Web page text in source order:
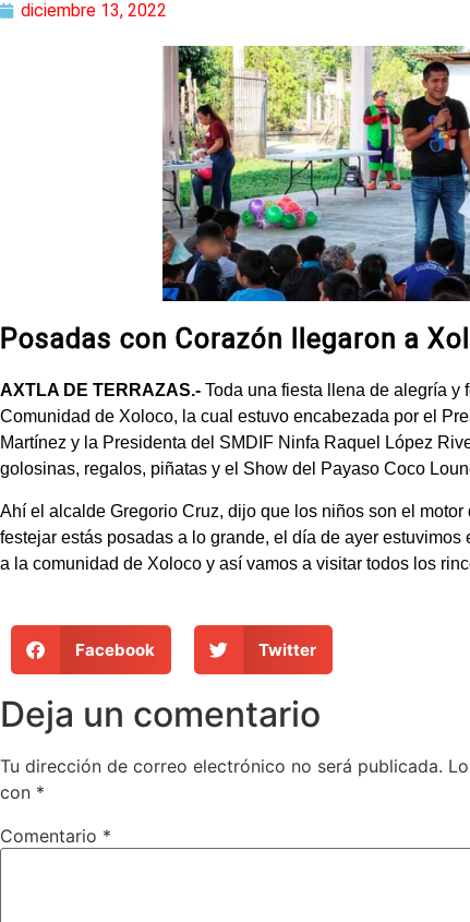
diciembre 13, 2022
Posadas con Corazón llegaron a
AXTLA DE TERRAZAS.- Toda una fiesta llena de alegría y
Comunidad de Xoloco, la cual estuvo encabezada por el
Martínez y la Presidenta del SMDIF Ninfa Raquel López
golosinas, regalos, piñatas y el Show del Payaso Coco
Ahí el alcalde Gregorio Cruz, dijo que los niños son el
festejar estás posadas a lo grande, el día de ayer
a la comunidad de Xoloco y así vamos a visitar todos los
Facebook Twitter
Deja un comentario
Tu dirección de correo electrónico no será publicada.
con *
Comentario *